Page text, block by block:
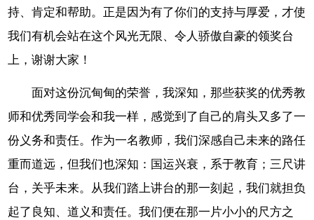
持、肯定和帮助。正是因为有了你们的支持与厚爱，才使
我们有机会站在这个风光无限、令人骄傲自豪的领奖台
上，谢谢大家！
面对这份沉甸甸的荣誉，我深知，那些获奖的优秀教
师和优秀同学会和我一样，感觉到了自己的肩头又多了一
份义务和责任。作为一名教师，我们深感自己未来的路任
重而道远，但我们也深知：国运兴衰，系于教育；三尺讲
台，关乎未来。从我们踏上讲台的那一刻起，我们就担负
起了良知、道义和责任。我们便在那一片小小的尺方之